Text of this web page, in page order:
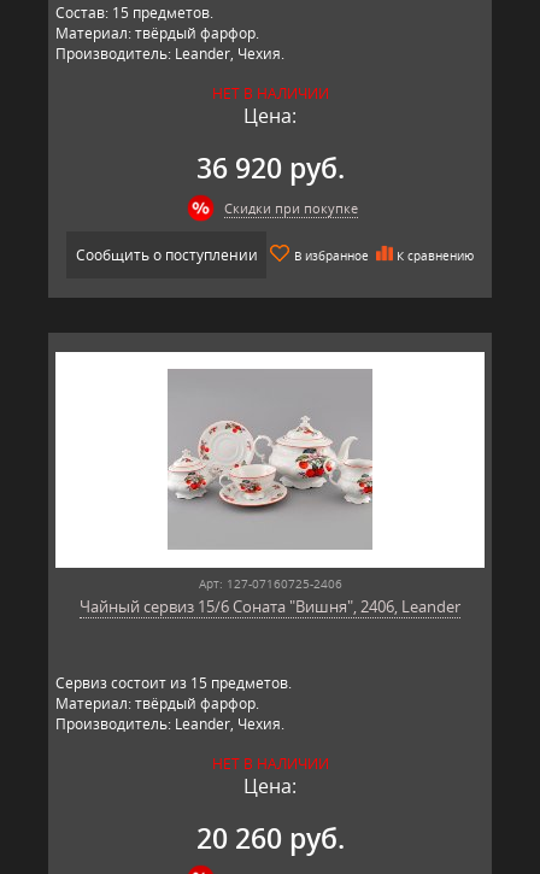
Состав: 15 предметов.
Материал: твёрдый фарфор.
Производитель: Leander, Чехия.
НЕТ В НАЛИЧИИ
Цена:
36 920 руб.
Скидки при покупке
Сообщить о поступлении В избранное К сравнению
Арт: 127-07160725-2406
Чайный сервиз 15/6 Соната "Вишня", 2406, Leander
Сервиз состоит из 15 предметов.
Материал: твёрдый фарфор.
Производитель: Leander, Чехия.
НЕТ В НАЛИЧИИ
Цена:
20 260 руб.